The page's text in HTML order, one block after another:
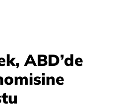
ABD’de